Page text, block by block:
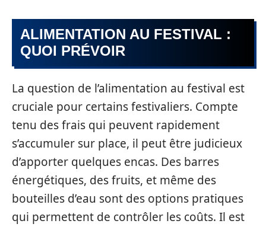
ALIMENTATION AU FESTIVAL :
QUOI PRÉVOIR
La question de l’alimentation au festival est
cruciale pour certains festivaliers. Compte
tenu des frais qui peuvent rapidement
s’accumuler sur place, il peut être judicieux
d’apporter quelques encas. Des barres
énergétiques, des fruits, et même des
bouteilles d’eau sont des options pratiques
qui permettent de contrôler les coûts. Il est